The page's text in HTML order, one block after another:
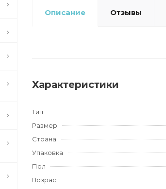
Описание Отзывы
Характеристики
Тип
Размер
Страна
Упаковка
Пол
Возраст